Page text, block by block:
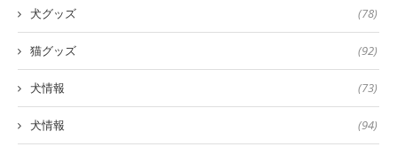
犬グッズ (78)
猫グッズ (92)
犬情報 (73)
犬情報 (94)